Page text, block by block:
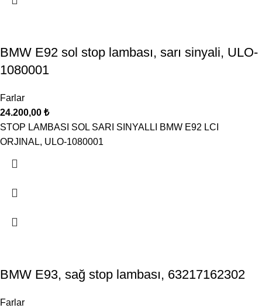
BMW E92 sol stop lambası, sarı sinyali, ULO-
1080001
Farlar
24.200,00 ₺
STOP LAMBASI SOL SARI SINYALLI BMW E92 LCI
ORJINAL, ULO-1080001
BMW E93, sağ stop lambası, 63217162302
Farlar